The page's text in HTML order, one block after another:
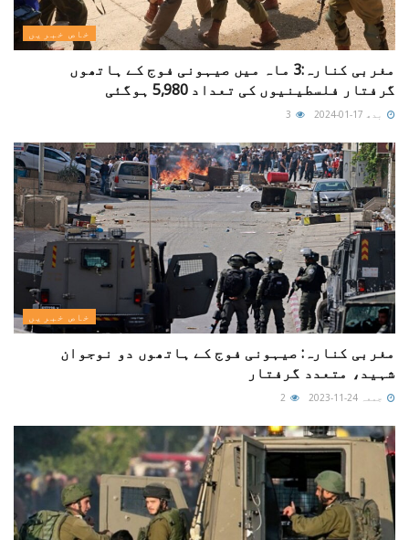
خاص خبریں
مغربی کنارہ:3 ماہ میں صیہونی فوج کے ہاتھوں
گرفتار فلسطینیوں کی تعداد 5,980 ہوگئی
بدھ 17-01-2024
خاص خبریں
مغربی کنارہ: صیہونی فوج کے ہاتھوں دو نوجوان
شہید، متعدد گرفتار
جمعہ 24-11-2023